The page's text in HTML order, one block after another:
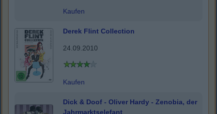
Kaufen
Derek Flint Collection
24.09.2010
Kaufen
Dick & Doof - Oliver Hardy - Zenobia, der
Jahrmarktselefant